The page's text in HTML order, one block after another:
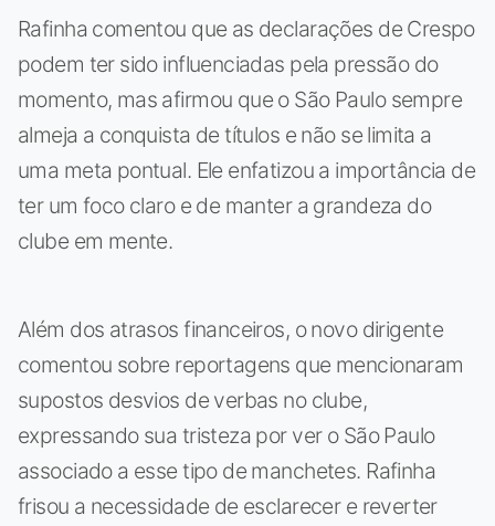
Rafinha comentou que as declarações de Crespo
podem ter sido influenciadas pela pressão do
momento, mas afirmou que o São Paulo sempre
almeja a conquista de títulos e não se limita a
uma meta pontual. Ele enfatizou a importância de
ter um foco claro e de manter a grandeza do
clube em mente.
Além dos atrasos financeiros, o novo dirigente
comentou sobre reportagens que mencionaram
supostos desvios de verbas no clube,
expressando sua tristeza por ver o São Paulo
associado a esse tipo de manchetes. Rafinha
frisou a necessidade de esclarecer e reverter